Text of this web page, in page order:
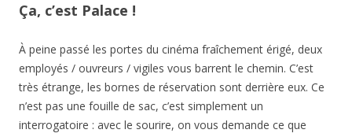
Ça, c’est Palace !
À peine passé les portes du cinéma fraîchement érigé, deux
employés / ouvreurs / vigiles vous barrent le chemin. C’est
très étrange, les bornes de réservation sont derrière eux. Ce
n’est pas une fouille de sac, c’est simplement un
interrogatoire : avec le sourire, on vous demande ce que